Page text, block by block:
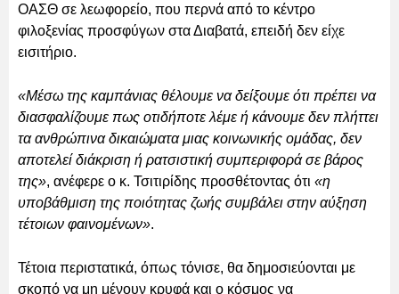
ΟΑΣΘ σε λεωφορείο, που περνά από το κέντρο
φιλοξενίας προσφύγων στα Διαβατά, επειδή δεν είχε
εισιτήριο.
«Μέσω της καμπάνιας θέλουμε να δείξουμε ότι πρέπει να
διασφαλίζουμε πως οτιδήποτε λέμε ή κάνουμε δεν πλήττει
τα ανθρώπινα δικαιώματα μιας κοινωνικής ομάδας, δεν
αποτελεί διάκριση ή ρατσιστική συμπεριφορά σε βάρος
της», ανέφερε ο κ. Τσιτιρίδης προσθέτοντας ότι «η
υποβάθμιση της ποιότητας ζωής συμβάλει στην αύξηση
τέτοιων φαινομένων».
Τέτοια περιστατικά, όπως τόνισε, θα δημοσιεύονται με
σκοπό να μη μένουν κρυφά και ο κόσμος να